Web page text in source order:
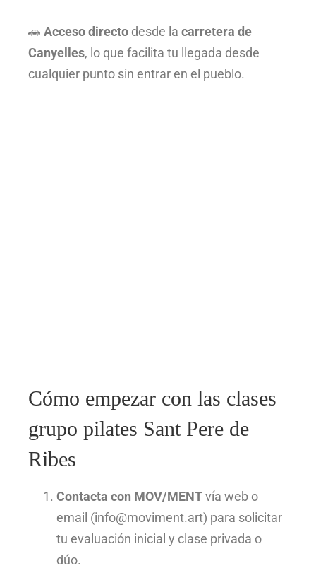
🚗 Acceso directo desde la carretera de
Canyelles, lo que facilita tu llegada desde
cualquier punto sin entrar en el pueblo.
Cómo empezar con las clases
grupo pilates Sant Pere de
Ribes
Contacta con MOV/MENTvía web o
email (info@moviment.art) para solicitar
tu evaluación inicial y clase privada o
dúo.